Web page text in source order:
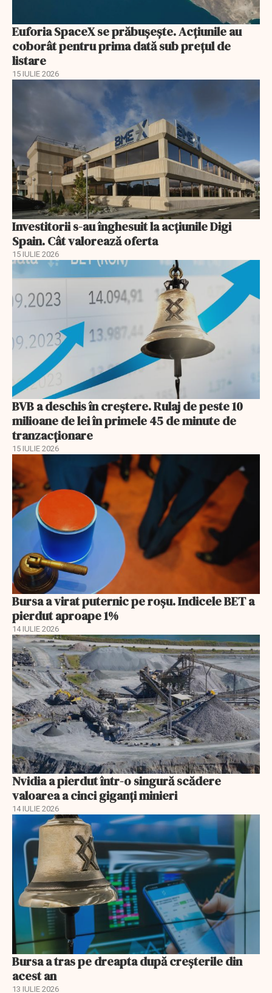
Euforia SpaceX se prăbușește. Acțiunile au
coborât pentru prima dată sub prețul de
listare
15 IULIE 2026
Investitorii s-au înghesuit la acțiunile Digi
Spain. Cât valorează oferta
15 IULIE 2026
BVB a deschis în creştere. Rulaj de peste 10
milioane de lei în primele 45 de minute de
tranzacționare
15 IULIE 2026
Bursa a virat puternic pe roșu. Indicele BET a
pierdut aproape 1%
14 IULIE 2026
Nvidia a pierdut într-o singură scădere
valoarea a cinci giganți minieri
14 IULIE 2026
Bursa a tras pe dreapta după creșterile din
acest an
13 IULIE 2026